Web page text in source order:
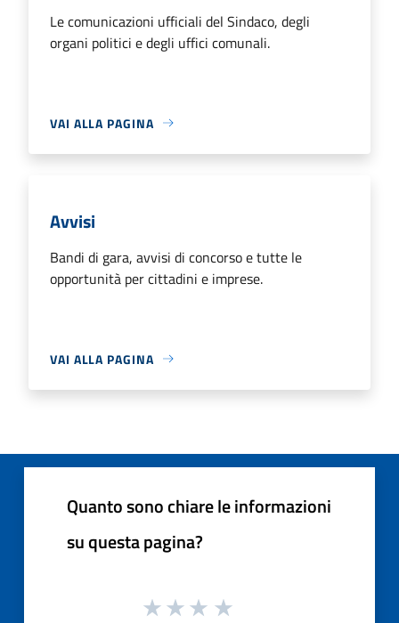
Le comunicazioni ufficiali del Sindaco, degli
organi politici e degli uffici comunali.
VAI ALLA PAGINA
Avvisi
Bandi di gara, avvisi di concorso e tutte le
opportunità per cittadini e imprese.
VAI ALLA PAGINA
Quanto sono chiare le informazioni
su questa pagina?